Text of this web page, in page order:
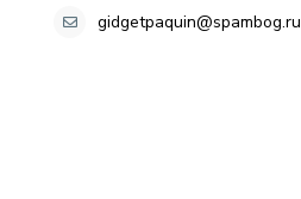
gidgetpaquin@spambog.ru